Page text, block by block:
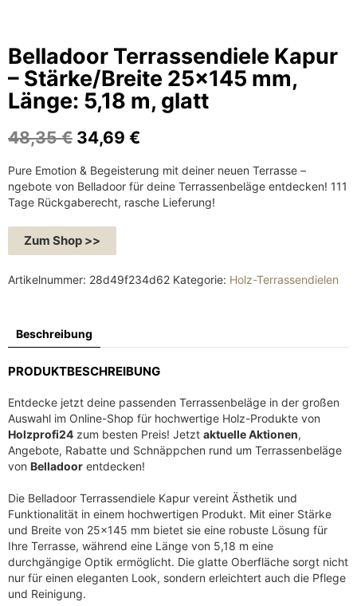
Belladoor Terrassendiele Kapur
– Stärke/Breite 25×145 mm,
Länge: 5,18 m, glatt
48,35€ U
s
p
r
ü
n
l
h
r
r
e
i
s
a
r
:
4
8
,
34,69 €
t
u
e
r
s
s
t
:
3
,
6
9
€
Pure Emotion & Begeisterung mit deiner neuen Terrasse –
ngebote von Belladoor für deine Terrassenbeläge entdecken! 111
Tage Rückgaberecht, rasche Lieferung!
Zum Shop >>
Artikelnummer: 28d49f234d62 Kategorie: Holz-Terrassendielen
Beschreibung
PRODUKTBESCHREIBUNG
Entdecke jetzt deine passenden Terrassenbeläge in der großen
Auswahl im Online-Shop für hochwertige Holz-Produkte von
Holzprofi24 zum besten Preis! Jetzt aktuelle Aktionen,
Angebote, Rabatte und Schnäppchen rund um Terrassenbeläge
von Belladoor entdecken!
Die Belladoor Terrassendiele Kapur vereint Ästhetik und
Funktionalität in einem hochwertigen Produkt. Mit einer Stärke
und Breite von 25×145 mm bietet sie eine robuste Lösung für
Ihre Terrasse, während eine Länge von 5,18 m eine
durchgängige Optik ermöglicht. Die glatte Oberfläche sorgt nicht
nur für einen eleganten Look, sondern erleichtert auch die Pflege
und Reinigung.